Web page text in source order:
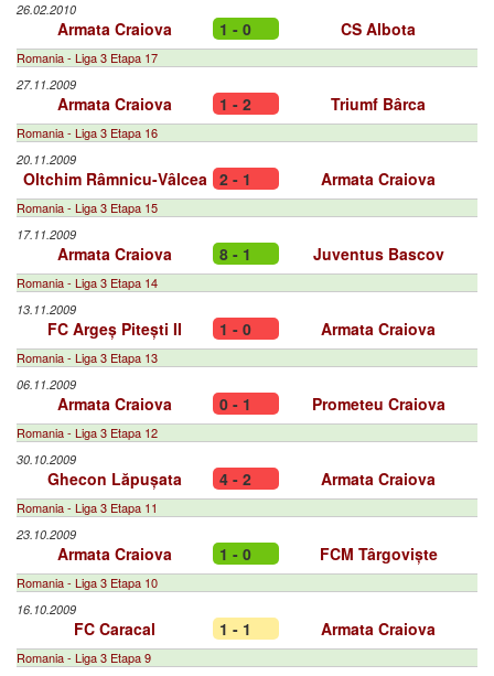
26.02.2010
Armata Craiova 1 - 0 CS Albota
Romania - Liga 3 Etapa 17
27.11.2009
Armata Craiova 1 - 2 Triumf Bârca
Romania - Liga 3 Etapa 16
20.11.2009
Oltchim Râmnicu-Vâlcea 2 - 1 Armata Craiova
Romania - Liga 3 Etapa 15
17.11.2009
Armata Craiova 8 - 1 Juventus Bascov
Romania - Liga 3 Etapa 14
13.11.2009
FC Argeș Pitești II 1 - 0 Armata Craiova
Romania - Liga 3 Etapa 13
06.11.2009
Armata Craiova 0 - 1 Prometeu Craiova
Romania - Liga 3 Etapa 12
30.10.2009
Ghecon Lăpușata 4 - 2 Armata Craiova
Romania - Liga 3 Etapa 11
23.10.2009
Armata Craiova 1 - 0 FCM Târgoviște
Romania - Liga 3 Etapa 10
16.10.2009
FC Caracal 1 - 1 Armata Craiova
Romania - Liga 3 Etapa 9